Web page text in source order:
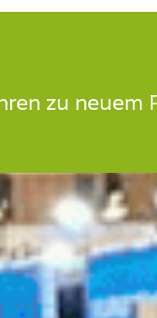
zu neuem